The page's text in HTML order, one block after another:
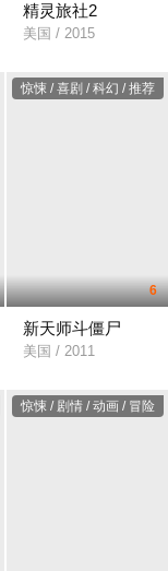
精灵旅社2
美国 / 2015
惊悚 / 喜剧 / 科幻 / 推荐
6
新天师斗僵尸
美国 / 2011
惊悚 / 剧情 / 动画 / 冒险